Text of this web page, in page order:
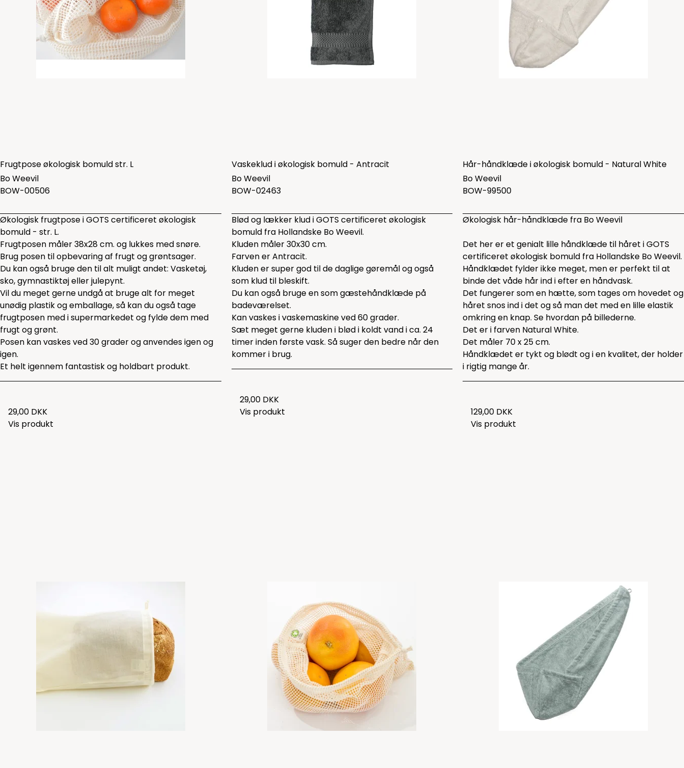
Frugtpose økologisk bomuld str. L
Bo Weevil
BOW-00506
Økologisk frugtpose i GOTS certificeret økologisk
bomuld - str. L.
Frugtposen måler 38x28 cm. og lukkes med snøre.
Brug posen til opbevaring af frugt og grøntsager.
Du kan også bruge den til alt muligt andet: Vasketøj,
sko, gymnastiktøj eller julepynt.
Vil du meget gerne undgå at bruge alt for meget
unødig plastik og emballage, så kan du også tage
frugtposen med i supermarkedet og fylde dem med
frugt og grønt.
Posen kan vaskes ved 30 grader og anvendes igen og
igen.
Et helt igennem fantastisk og holdbart produkt.
29,00 DKK
Vis produkt
Vaskeklud i økologisk bomuld - Antracit
Bo Weevil
BOW-02463
Blød og lækker klud i GOTS certificeret økologisk
bomuld fra Hollandske Bo Weevil.
Kluden måler 30x30 cm.
Farven er Antracit.
Kluden er super god til de daglige gøremål og også
som klud til bleskift.
Du kan også bruge en som gæstehåndklæde på
badeværelset.
Kan vaskes i vaskemaskine ved 60 grader.
Sæt meget gerne kluden i blød i koldt vand i ca. 24
timer inden første vask. Så suger den bedre når den
kommer i brug.
29,00 DKK
Vis produkt
Hår-håndklæde i økologisk bomuld - Natural White
Bo Weevil
BOW-99500
Økologisk hår-håndklæde fra Bo Weevil
Det her er et genialt lille håndklæde til håret i GOTS
certificeret økologisk bomuld fra Hollandske Bo Weevil.
Håndklædet fylder ikke meget, men er perfekt til at
binde det våde hår ind i efter en håndvask.
Det fungerer som en hætte, som tages om hovedet og
håret snos ind i det og så man det med en lille elastik
omkring en knap. Se hvordan på billederne.
Det er i farven Natural White.
Det måler 70 x 25 cm.
Håndklædet er tykt og blødt og i en kvalitet, der holder
i rigtig mange år.
129,00 DKK
Vis produkt